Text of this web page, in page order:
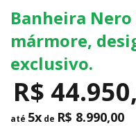
Banheira Nero
mármore,
exclusivo.
R$
até 5x de R$ 8.990,00